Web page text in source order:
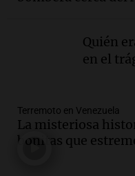
descuentos de
Panorama Federal
Episodios
Audio.La
como
Quién
en el
Terremoto en Venezuela
La misteriosa
bonitas que